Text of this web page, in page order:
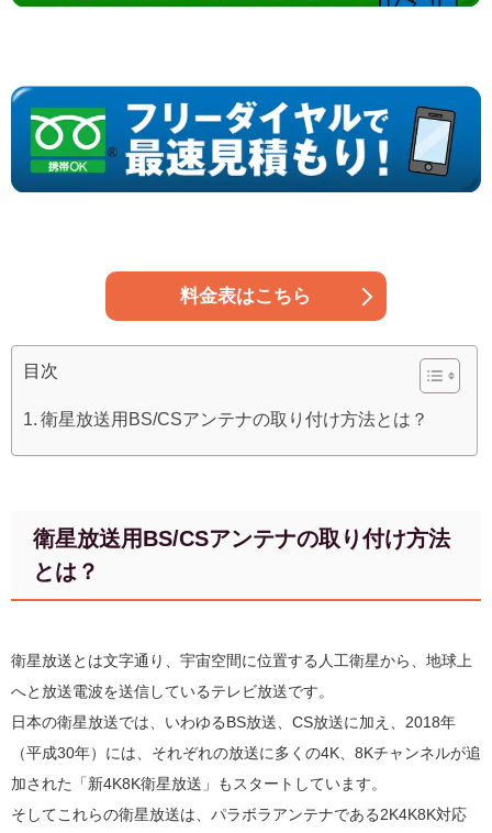
料金表はこちら
目次
衛星放送用BS/CSアンテナの取り付け方法とは？
衛星放送用BS/CSアンテナの取り付け方法
とは？
衛星放送とは文字通り、宇宙空間に位置する人工衛星から、地球上
へと放送電波を送信しているテレビ放送です。
日本の衛星放送では、いわゆるBS放送、CS放送に加え、2018年
（平成30年）には、それぞれの放送に多くの4K、8Kチャンネルが追
加された「新4K8K衛星放送」もスタートしています。
そしてこれらの衛星放送は、パラボラアンテナである2K4K8K対応